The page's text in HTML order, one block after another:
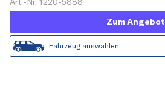
Zum Angebot
Fahrzeug auswählen